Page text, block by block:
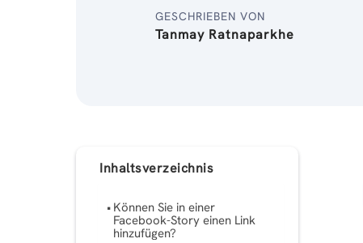
GESCHRIEBEN VON
Tanmay Ratnaparkhe
Inhaltsverzeichnis
Können Sie in einer
Facebook-Story einen Link
hinzufügen?